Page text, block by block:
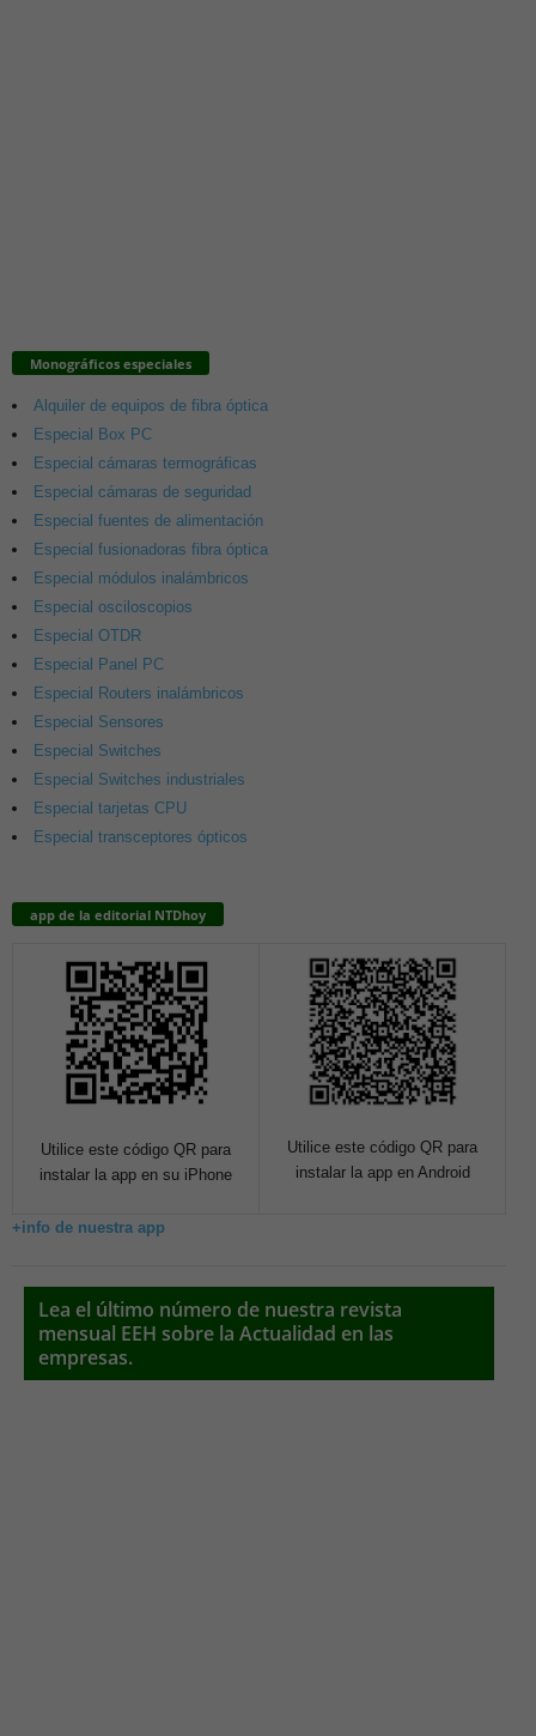
Monográficos especiales
Alquiler de equipos de fibra óptica
Especial Box PC
Especial cámaras termográficas
Especial cámaras de seguridad
Especial fuentes de alimentación
Especial fusionadoras fibra óptica
Especial módulos inalámbricos
Especial osciloscopios
Especial OTDR
Especial Panel PC
Especial Routers inalámbricos
Especial Sensores
Especial Switches
Especial Switches industriales
Especial tarjetas CPU
Especial transceptores ópticos
app de la editorial NTDhoy
Utilice este código QR para
instalar la app en su iPhone
Utilice este código QR para
instalar la app en Android
+info de nuestra app
Lea el último número de nuestra revista
mensual EEH sobre la Actualidad en las
empresas.